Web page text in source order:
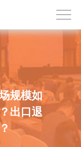
规模如
出口退
下载APP